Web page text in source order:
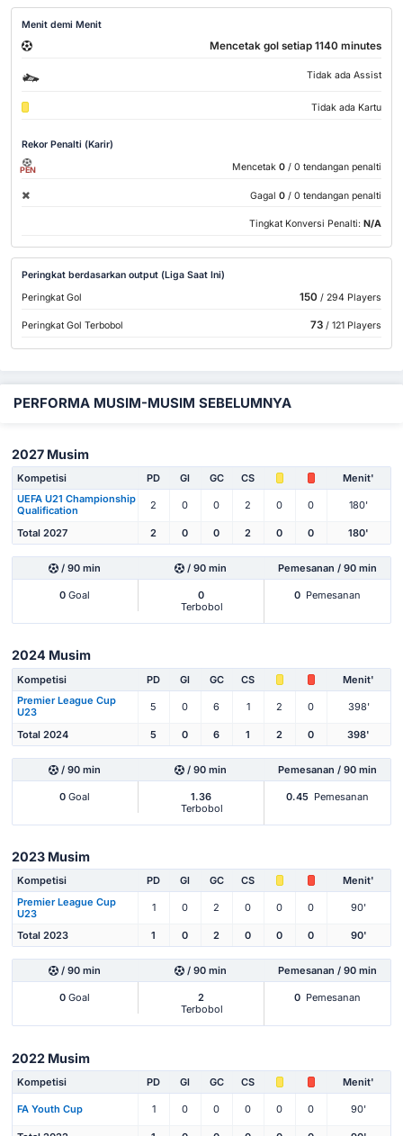
Menit demi Menit
Mencetak gol setiap 1140 minutes
Tidak ada Assist
Tidak ada Kartu
Rekor Penalti (Karir)
PEN Mencetak 0 / 0 tendangan penalti
Gagal 0 / 0 tendangan penalti
Tingkat Konversi Penalti: N/A
Peringkat berdasarkan output (Liga Saat Ini)
Peringkat Gol
150 / 294 Players
Peringkat Gol Terbobol 73/ 121 Players
PERFORMA MUSIM-MUSIM SEBELUMNYA
2027 Musim
Kompetisi PD Gl GC CS
Menit'
UEFA U21 Championship
Qualification
2 0 0 2 0 0 180'
Total 2027 2 0 0 2 0 0 180'
/ 90 min / 90 min Pemesanan / 90 min
0 Goal
0
Terbobol
0 Pemesanan
2024 Musim
Kompetisi PD Gl GC CS
Menit'
Premier League Cup
U23
5 0 6 1 2 0 398'
Total 2024 5 0 6 1 2 0 398'
/ 90 min / 90 min Pemesanan / 90 min
0 Goal
1.36
Terbobol
0.45 Pemesanan
2023 Musim
Kompetisi PD Gl GC CS
Menit'
Premier League Cup
U23
1 0 2 0 0 0 90'
Total 2023 1 0 2 0 0 0 90'
/ 90 min / 90 min Pemesanan / 90 min
0 Goal
2
Terbobol
0 Pemesanan
2022 Musim
Kompetisi PD Gl GC CS Menit'
FA Youth Cup 1 0 0 0 0 0 90'